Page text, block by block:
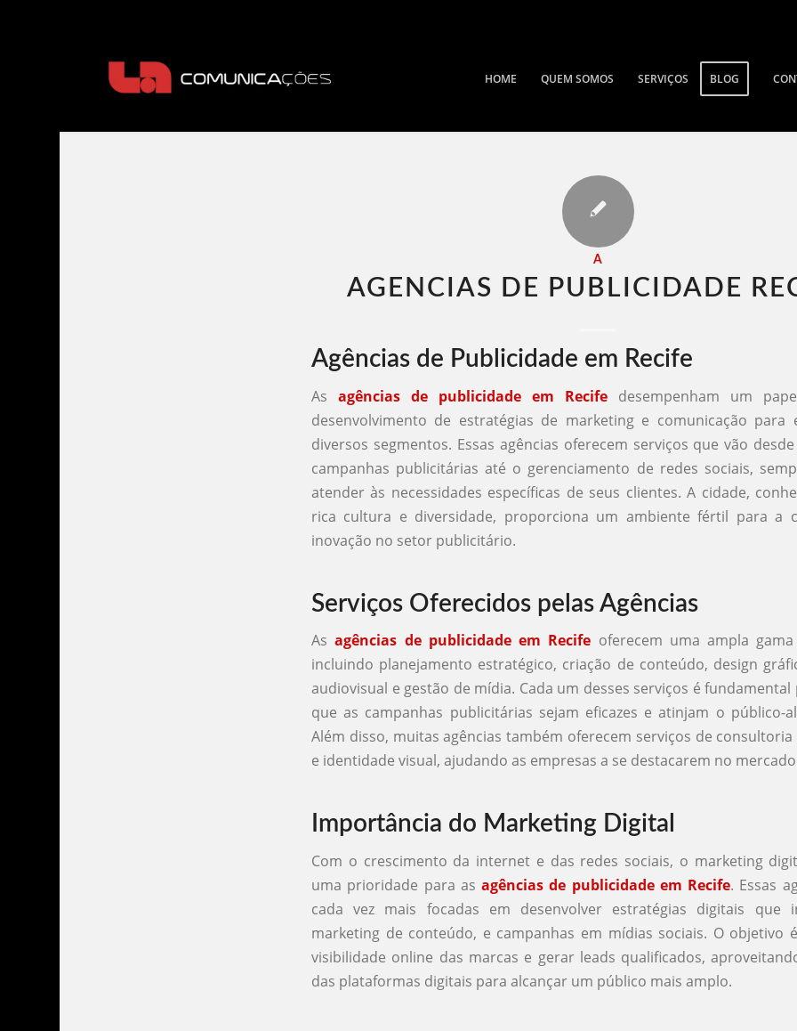
HOME QUEM SOMOS SERVIÇOS BLOG
A
AGENCIAS DE PUBLICIDADE
Agências de Publicidade em Recife
As agências de publicidade em Recife desempenham um
desenvolvimento de estratégias de marketing e comunicação para
diversos segmentos. Essas agências oferecem serviços que vão
campanhas publicitárias até o gerenciamento de redes sociais,
atender às necessidades específicas de seus clientes. A cidade,
rica cultura e diversidade, proporciona um ambiente fértil para a
inovação no setor publicitário.
Serviços Oferecidos pelas Agências
Asagências de publicidade em Recife oferecem uma ampla
incluindo planejamento estratégico, criação de conteúdo, design
audiovisual e gestão de mídia. Cada um desses serviços é
que as campanhas publicitárias sejam eficazes e atinjam o público-
Além disso, muitas agências também oferecem serviços de
e identidade visual, ajudando as empresas a se destacarem no
Importância do Marketing Digital
Com o crescimento da internet e das redes sociais, o marketing
uma prioridade para asagências de publicidade em Recife. Essas
cada vez mais focadas em desenvolver estratégias digitais que
marketing de conteúdo, e campanhas em mídias sociais. O objetivo
visibilidade online das marcas e gerar leads qualificados,
das plataformas digitais para alcançar um público mais amplo.